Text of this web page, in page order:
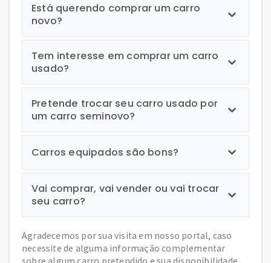
Está querendo comprar um carro
novo?
Tem interesse em comprar um carro
usado?
Pretende trocar seu carro usado por
um carro seminovo?
Carros equipados são bons?
Vai comprar, vai vender ou vai trocar
seu carro?
Agradecemos por sua visita em nosso portal, caso
necessite de alguma informação complementar